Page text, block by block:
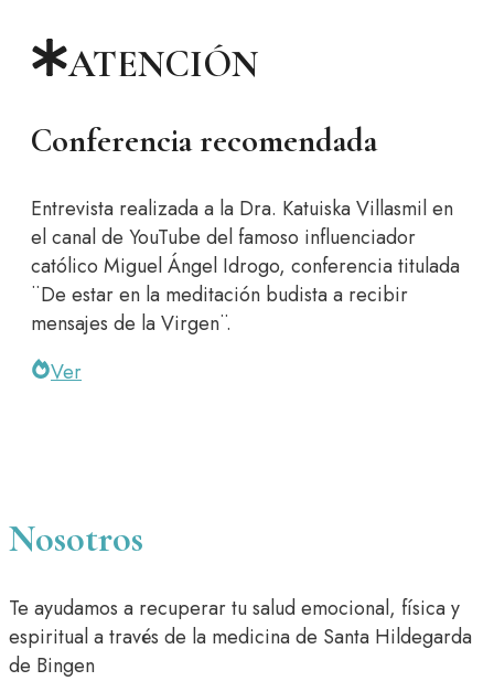
ATENCIÓN
Conferencia recomendada
Entrevista realizada a la Dra. Katuiska Villasmil en
el canal de YouTube del famoso influenciador
católico Miguel Ángel Idrogo, conferencia titulada
¨De estar en la meditación budista a recibir
mensajes de la Virgen¨.
Ver
Nosotros
Te ayudamos a recuperar tu salud emocional, física y
espiritual a través de la medicina de Santa Hildegarda
de Bingen